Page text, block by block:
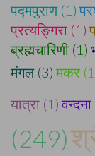
पद्मपुराण (1)
प्रत्यङ्गिरा (1)
ब्रह्मचारिणी (1)
मंगल (3) मकर
यात्रा (1)
(249)